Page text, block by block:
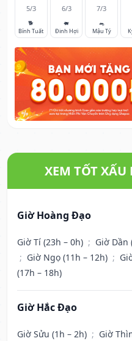
5/3
🐕
Bính Tuất
6/3
🐖
Đinh Hợi
7/3
🐀
Mậu Tý
XEM TỐT XẤU
Giờ Hoàng Đạo
Giờ Tí (23h – 0h) ; Giờ Dần
; Giờ Ngọ (11h – 12h) ;
(17h – 18h)
Giờ Hắc Đạo
Giờ Sửu (1h – 2h) ; Giờ